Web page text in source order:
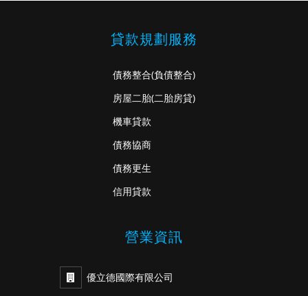
貸款規劃服務
債務整合(負債整合)
房屋二胎(二胎房貸)
機車貸款
債務協商
債務更生
信用貸款
營業資訊
優立德國際有限公司